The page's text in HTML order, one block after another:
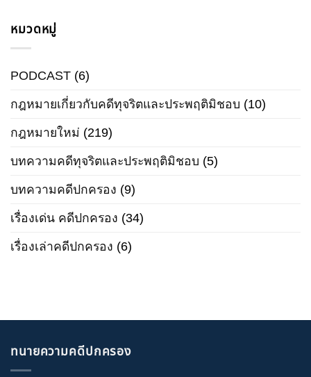
หมวดหมู่
PODCAST (6)
กฎหมายเกี่ยวกับคดีทุจริตและประพฤติมิชอบ (10)
กฎหมายใหม่ (219)
บทความคดีทุจริตและประพฤติมิชอบ (5)
บทความคดีปกครอง (9)
เรื่องเด่น คดีปกครอง (34)
เรื่องเล่าคดีปกครอง (6)
ทนายความคดีปกครอง